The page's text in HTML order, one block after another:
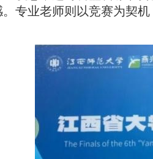
专业老师则以竞赛为契